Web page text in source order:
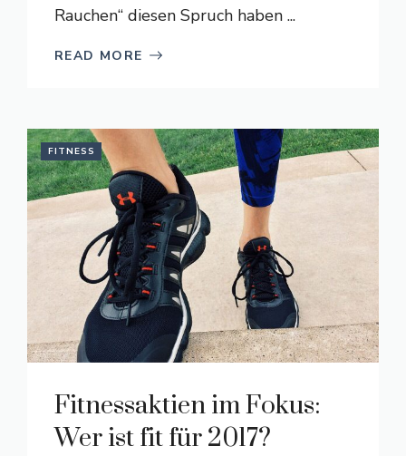
Rauchen“ diesen Spruch haben ...
READ MORE
FITNESS
Fitnessaktien im Fokus:
Wer ist fit für 2017?